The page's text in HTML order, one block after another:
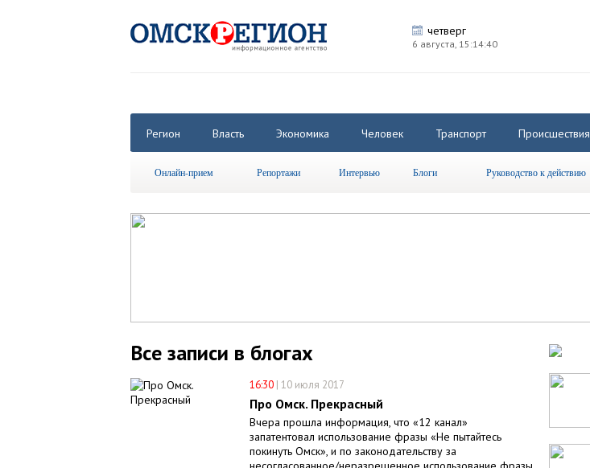
четверг
6 августа, 15:14:40
Регион Власть Экономика Человек Транспорт Происшествия
Онлайн-прием Репортажи Интервью Блоги Руководство к действию
Все записи в блогах
16:30 | 10 июля 2017
Про Омск. Прекрасный
Вчера прошла информация, что «12 канал»
запатентовал использование фразы «Не пытайтесь
покинуть Омск», и по законодательству за